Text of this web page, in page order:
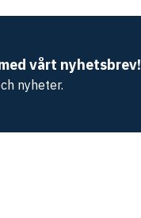
vårt nyhetsbrev!
nyheter.